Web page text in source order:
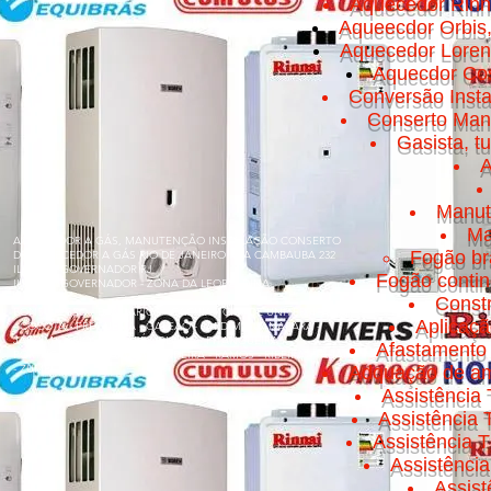
AQUECEDOR A GÁS, MANUTENÇÃO INSTALAÇÃO CONSERTO
DE AQUECEDOR A GÁS RIO DE JANEIRO RUA CAMBAUBA 232
ILHA DO GOVERNADOR RJ
ILHA DO GOVERNADOR - ZONA DA LEOPOLDINA
BONSUCESSO - BANCÁRIOS - CACUIA - CICADE UNIVERSITÁRIA
- COCOTÁ - FREGUESIA - GALEÃO - JARDIM GUANABARA -
JARDIM CARIOCA - MARÉ - OLARIA - PITANGUEIRAS -
PORTUGUESA - PRAIA DA BANDEIRA - RAMOS - RIBEIRA - TÁUA
- ZUMBI
Aquecedor
Aqueecdor Orbis,
Aquecedor
Aquecdor
Conversão
Conserto
Gasista,
Fogão
Fogão
Adquação de
Assistência
Assistência
Assistência